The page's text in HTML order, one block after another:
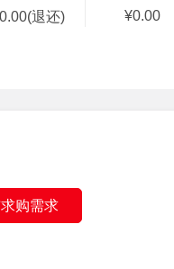
退还) ¥0.00
购需求